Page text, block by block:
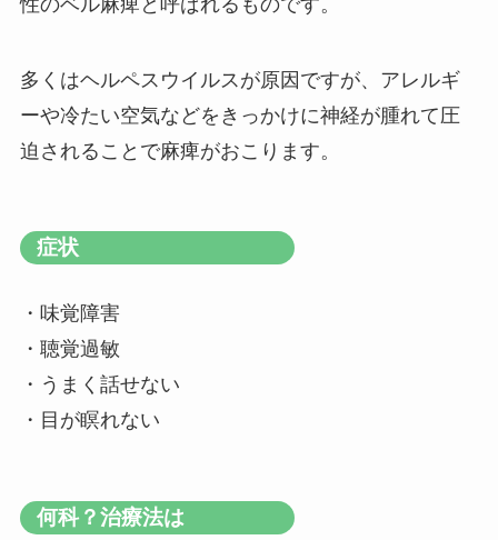
多くはヘルペスウイルスが原因ですが、アレルギ
ーや冷たい空気などをきっかけに神経が腫れて圧
迫されることで麻痺がおこります。
症状
・味覚障害
・聴覚過敏
・うまく話せない
・目が瞑れない
何科？治療法は